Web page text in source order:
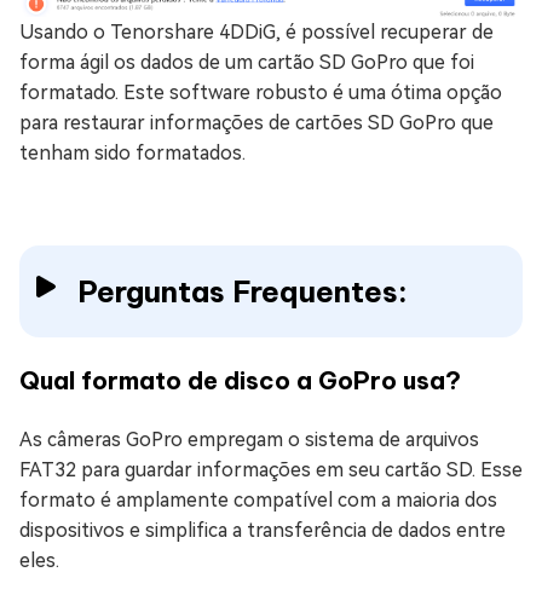
Usando o Tenorshare 4DDiG, é possível recuperar de
forma ágil os dados de um cartão SD GoPro que foi
formatado. Este software robusto é uma ótima opção
para restaurar informações de cartões SD GoPro que
tenham sido formatados.
Perguntas Frequentes:
Qual formato de disco a GoPro usa?
As câmeras GoPro empregam o sistema de arquivos
FAT32 para guardar informações em seu cartão SD. Esse
formato é amplamente compatível com a maioria dos
dispositivos e simplifica a transferência de dados entre
eles.